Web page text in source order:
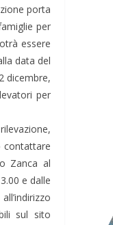
porta
per
essere
data del
dicembre,
per
contattare
Zanca al
e dalle
sul sito